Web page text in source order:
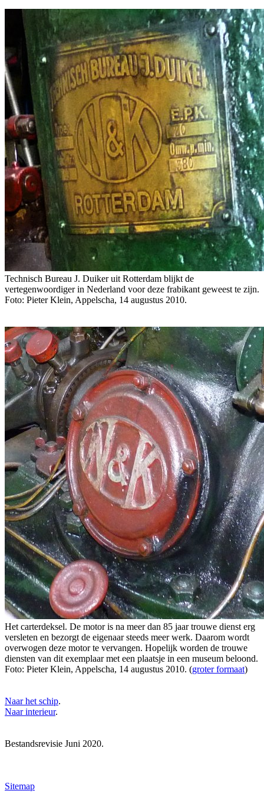
Technisch Bureau J. Duiker uit Rotterdam blijkt de
vertegenwoordiger in Nederland voor deze frabikant geweest te zijn.
Foto: Pieter Klein, Appelscha, 14 augustus 2010.
Het carterdeksel. De motor is na meer dan 85 jaar trouwe dienst erg
versleten en bezorgt de eigenaar steeds meer werk. Daarom wordt
overwogen deze motor te vervangen. Hopelijk worden de trouwe
diensten van dit exemplaar met een plaatsje in een museum beloond.
Foto: Pieter Klein, Appelscha, 14 augustus 2010. (groter formaat)
Naar het schip.
Naar interieur.
Bestandsrevisie Juni 2020.
Sitemap